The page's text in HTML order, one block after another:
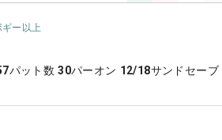
ー以上
パット数 30パーオン 12/18サンドセーブ